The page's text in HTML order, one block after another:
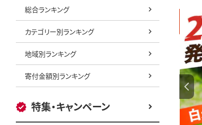
総合ランキング
カテゴリー別ランキング
地域別ランキング
寄付金額別ランキング
特集・キャンペーン